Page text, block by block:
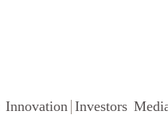
Innovation Investors